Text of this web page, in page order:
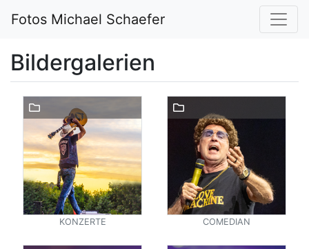
Fotos Michael Schaefer
Bildergalerien
KONZERTE COMEDIAN